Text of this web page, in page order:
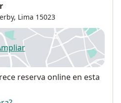
, Lima 15023
se abre en una nueva
reserva online en esta